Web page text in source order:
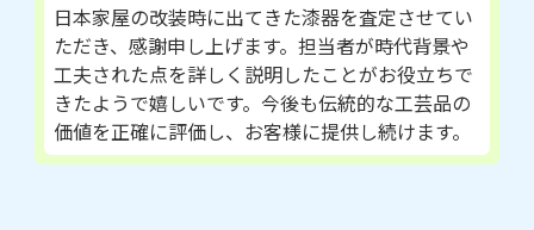
日本家屋の改装時に出てきた漆器を査定させてい
ただき、感謝申し上げます。担当者が時代背景や
工夫された点を詳しく説明したことがお役立ちで
きたようで嬉しいです。今後も伝統的な工芸品の
価値を正確に評価し、お客様に提供し続けます。